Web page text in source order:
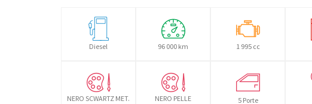
Diesel 96 000 km 1 995 cc
NERO SCWARTZ MET. NERO PELLE 5 Porte